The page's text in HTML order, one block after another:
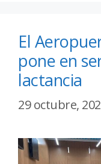
El
pone en
lactancia
29 octubre,